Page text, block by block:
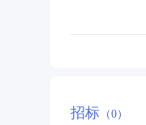
招标 （0）